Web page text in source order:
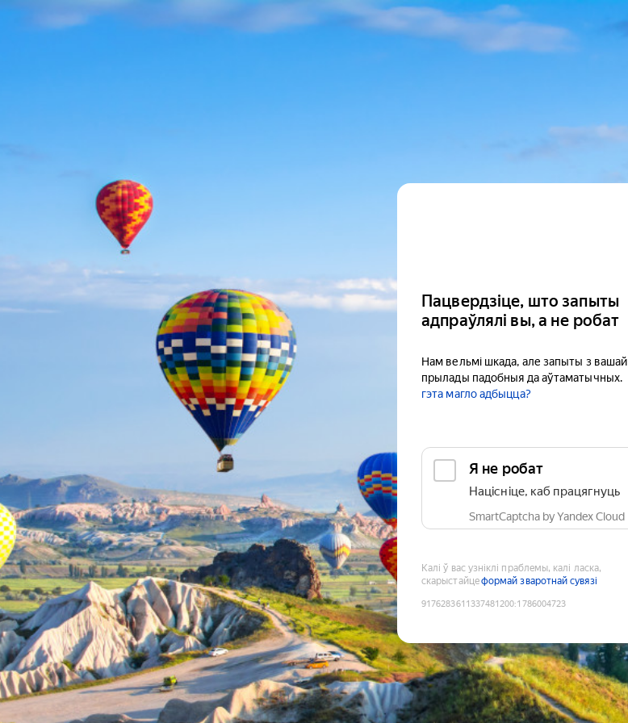
Пацвердзіце, што запыты
адпраўлялі вы, а не робат
Нам вельмі шкада, але запыты з вашай
прылады падобныя да аўтаматычных.
гэта магло адбыцца?
Я не робат
Націсніце, каб працягнуць
SmartCaptcha by Yandex Cloud
Калі ў вас узніклі праблемы, калі ласка,
скарыстайцеформай зваротнай сувязі
9176283611337481200:1786004723